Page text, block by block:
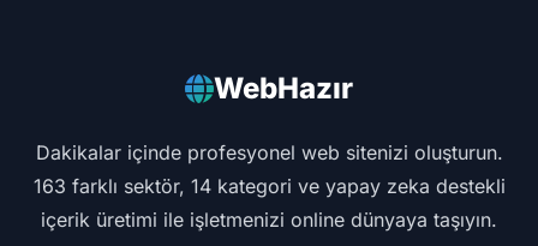
WebHazır
Dakikalar içinde profesyonel web sitenizi oluşturun.
163 farklı sektör, 14 kategori ve yapay zeka destekli
içerik üretimi ile işletmenizi online dünyaya taşıyın.